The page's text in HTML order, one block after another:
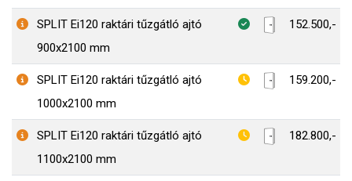
SPLIT Ei120 raktári tűzgátló ajtó
900x2100 mm
152.500,-
SPLIT Ei120 raktári tűzgátló ajtó
1000x2100 mm
159.200,-
SPLIT Ei120 raktári tűzgátló ajtó
1100x2100 mm
182.800,-